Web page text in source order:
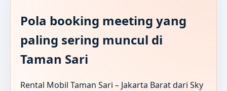
Pola booking meeting yang
paling sering muncul di
Taman Sari
Rental Mobil Taman Sari – Jakarta Barat dari Sky